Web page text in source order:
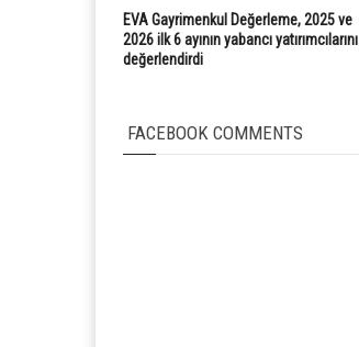
EVA Gayrimenkul Değerleme, 2025 ve
2026 ilk 6 ayının yabancı yatırımcılarını
değerlendirdi
FACEBOOK COMMENTS